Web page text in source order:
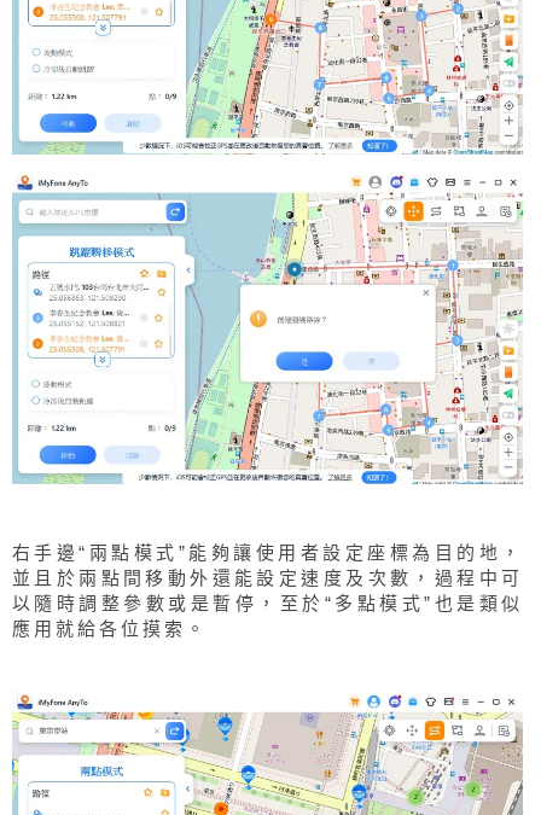
右手邊“兩點模式”能夠讓使用者設定座標為目的地，
並且於兩點間移動外還能設定速度及次數，過程中可
以隨時調整參數或是暫停，至於“多點模式”也是類似
應用就給各位摸索。